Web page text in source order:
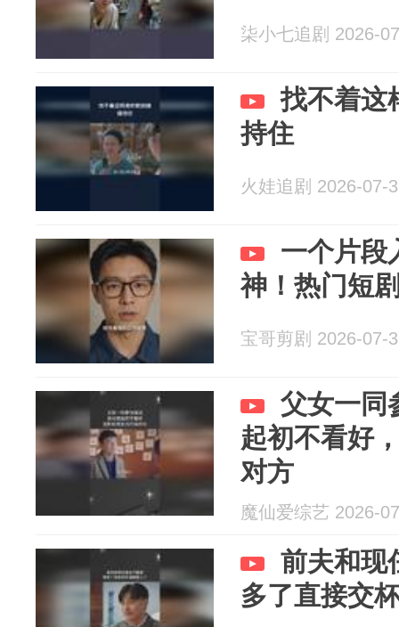
柒小七追剧 2026-
找不着这
持住
火娃追剧 2026-07-
一个片段
神！热门短
宝哥剪剧 2026-07-
父女一同
起初不看好
对方
魔仙爱综艺 2026-
前夫和现
多了直接交